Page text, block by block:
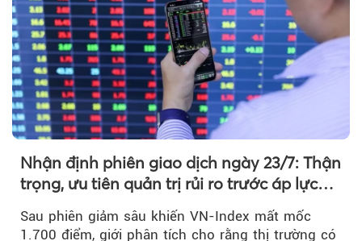
Nhận định phiên giao dịch ngày 23/7: Thận
trọng, ưu tiên quản trị rủi ro trước áp lực
Sau phiên giảm sâu khiến VN-Index mất mốc
1.700 điểm, giới phân tích cho rằng thị trường có